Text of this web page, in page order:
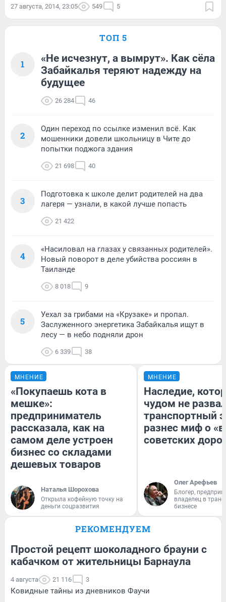
27 августа, 2014, 23:05 549 5
ТОП 5
1
«Не исчезнут, а вымрут». Как сёла
Забайкалья теряют надежду на
будущее
26 284 46
2
Один переход по ссылке изменил всё. Как
мошенники довели школьницу в Чите до
попытки поджога здания
21 698 40
3
Подготовка к школе делит родителей на два
лагеря — узнали, в какой лучше попасть
21 422
4
«Насиловал на глазах у связанных родителей».
Новый поворот в деле убийства россиян в
Таиланде
8 018 9
5
Уехал за грибами на «Крузаке» и пропал.
Заслуженного энергетика Забайкалья ищут в
лесу — в небо подняли дрон
6 339 38
МНЕНИЕ
«Покупаешь кота в
мешке»:
предприниматель
рассказала, как на
самом деле устроен
бизнес со складами
дешевых товаров
Наталья Шорохова
Открыла кофейную точку на
деньги соцразвития
МНЕНИЕ
Наследие,
чудом не
транспортный
разнес миф о
советских
Олег Арефьев
Блогер,
владелец в
бизнесе
РЕКОМЕНДУЕМ
Простой рецепт шоколадного брауни с
кабачком от жительницы Барнаула
4 августа 21 116 3
Ковидные тайны из дневников Фаучи